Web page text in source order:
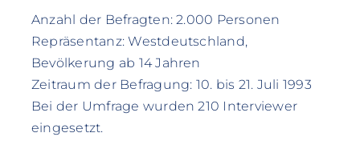
Anzahl der Befragten: 2.000 Personen
Repräsentanz: Westdeutschland,
Bevölkerung ab 14 Jahren
Zeitraum der Befragung: 10. bis 21. Juli 1993
Bei der Umfrage wurden 210 Interviewer
eingesetzt.